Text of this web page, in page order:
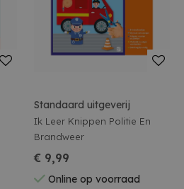
Standaard uitgeverij
Ik Leer Knippen Politie En
Brandweer
€ 9,99
Online op voorraad